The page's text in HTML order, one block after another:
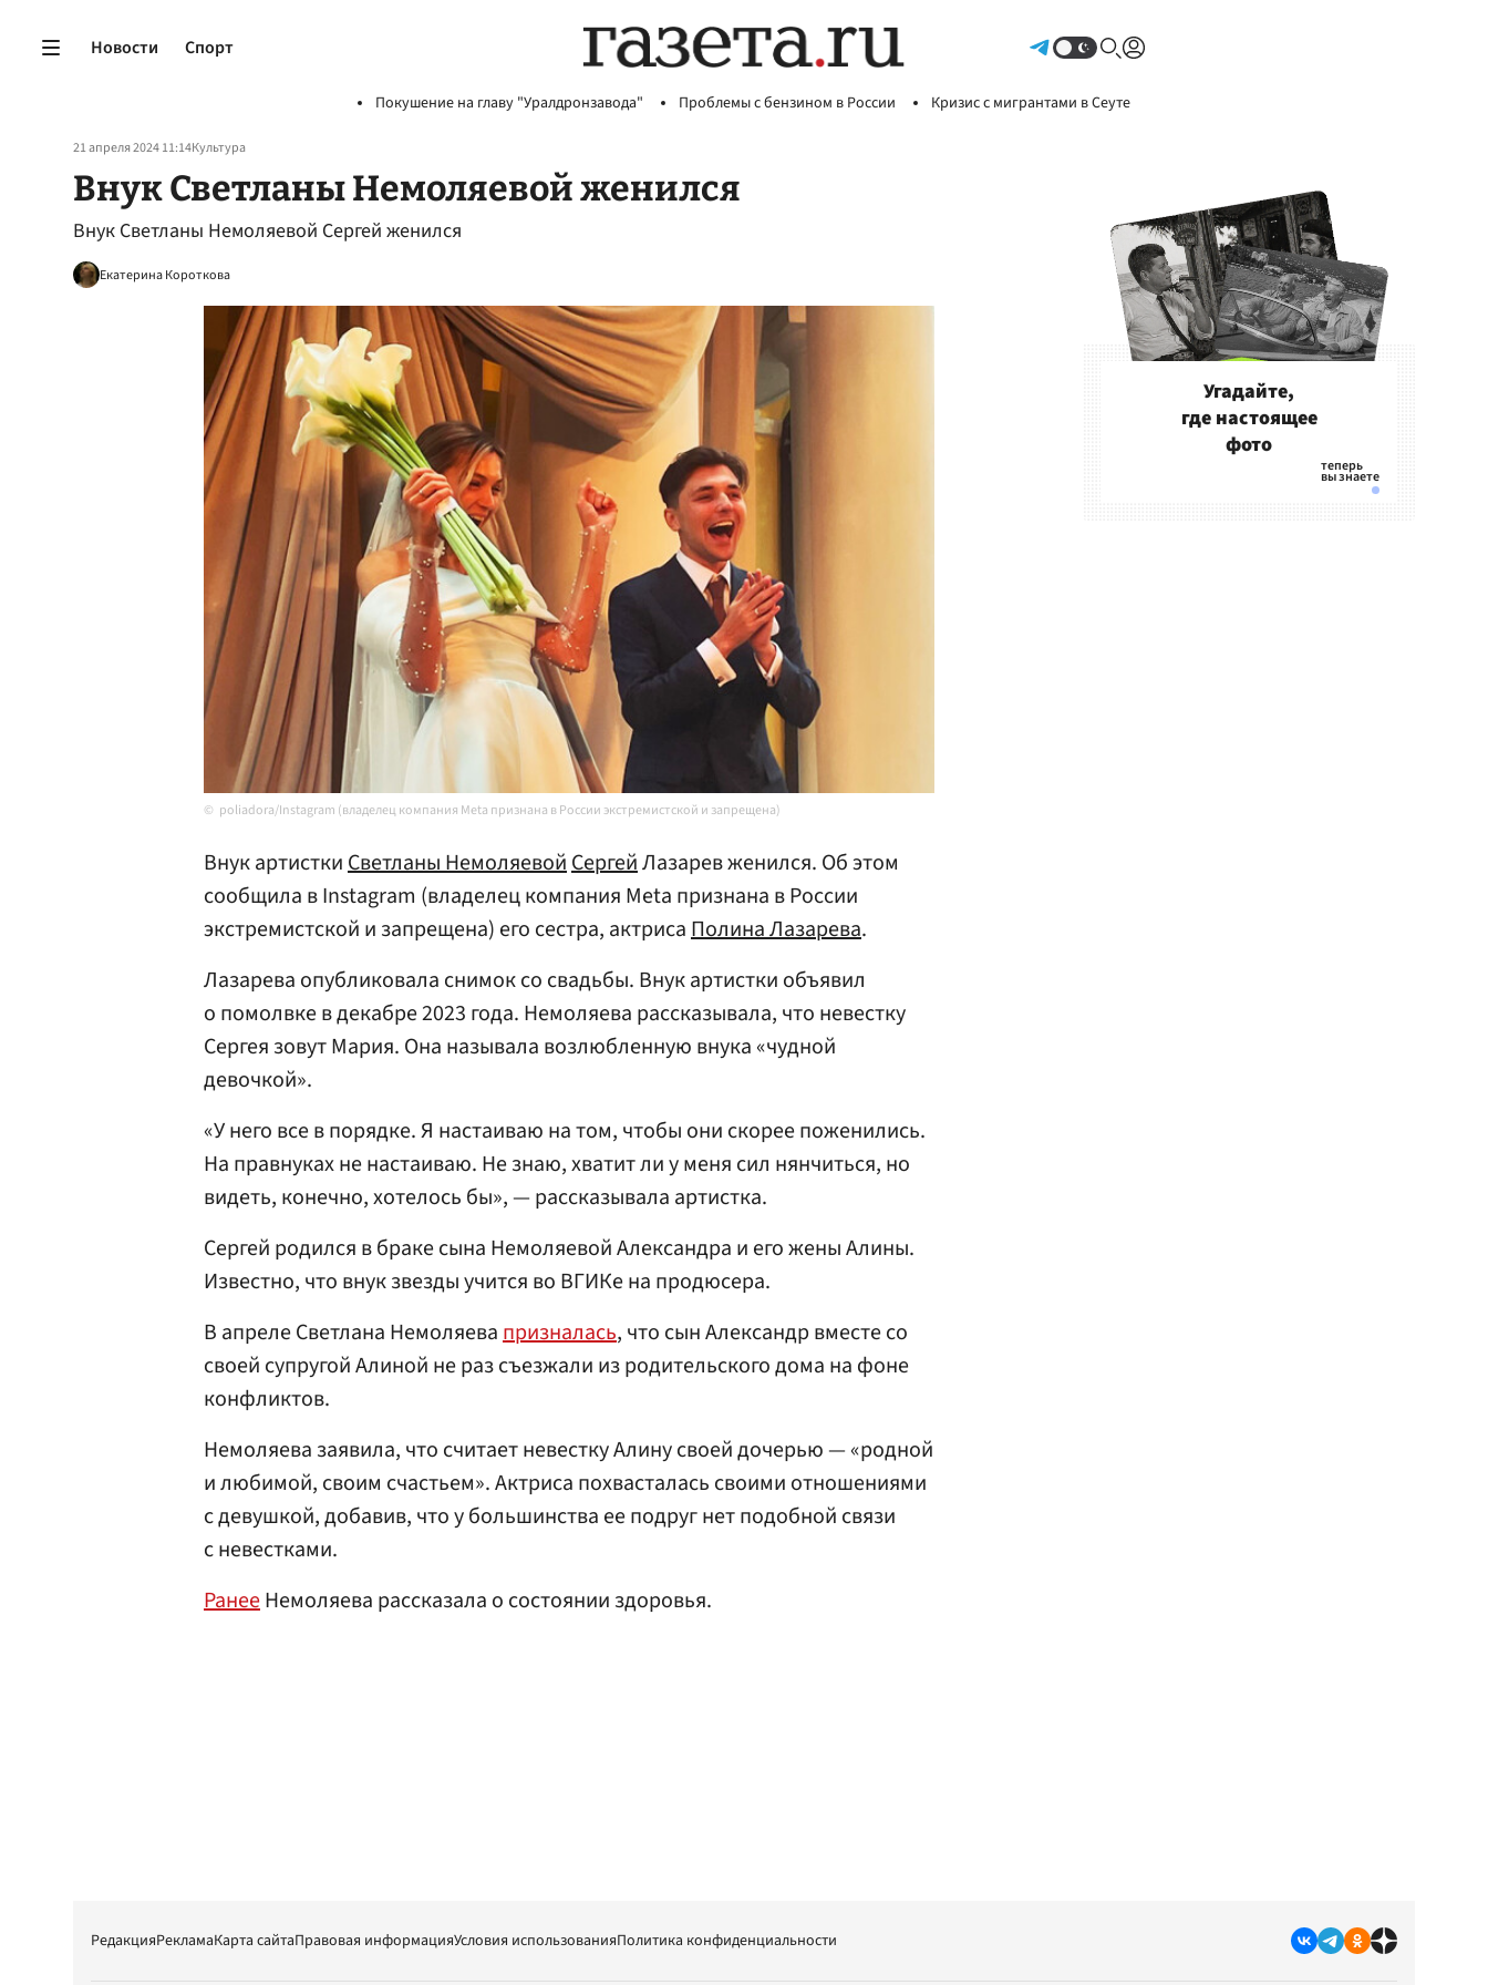
Новости Спорт
Покушение на главу "Уралдронзавода" Проблемы с бензином в России Кризис с мигрантами в Сеуте
21 апреля 2024 11:14Культура
Внук Светланы Немоляевой женился
Внук Светланы Немоляевой Сергей женился
Екатерина Короткова
poliadora/Instagram (владелец компания Meta признана в России экстремистской и запрещена)
Внук артисткиСветланы НемоляевойСергейЛазарев женился. Об этом
сообщила в Instagram (владелец компания Meta признана в России
экстремистской и запрещена) его сестра, актрисаПолина Лазарева.
Лазарева опубликовала снимок со свадьбы. Внук артистки объявил
о помолвке в декабре 2023 года. Немоляева рассказывала, что невестку
Сергея зовут Мария. Она называла возлюбленную внука «чудной
девочкой».
«У него все в порядке. Я настаиваю на том, чтобы они скорее поженились.
На правнуках не настаиваю. Не знаю, хватит ли у меня сил нянчиться, но
видеть, конечно, хотелось бы», — рассказывала артистка.
Сергей родился в браке сына Немоляевой Александра и его жены Алины.
Известно, что внук звезды учится во ВГИКе на продюсера.
В апреле Светлана Немоляевапризналась, что сын Александр вместе со
своей супругой Алиной не раз съезжали из родительского дома на фоне
конфликтов.
Немоляева заявила, что считает невестку Алину своей дочерью — «родной
и любимой, своим счастьем». Актриса похвасталась своими отношениями
с девушкой, добавив, что у большинства ее подруг нет подобной связи
с невестками.
РанееНемоляева рассказала о состоянии здоровья.
Угадайте,
где настоящее
фото
РедакцияРекламаКарта сайтаПравовая информацияУсловия использованияПолитика конфиденциальности